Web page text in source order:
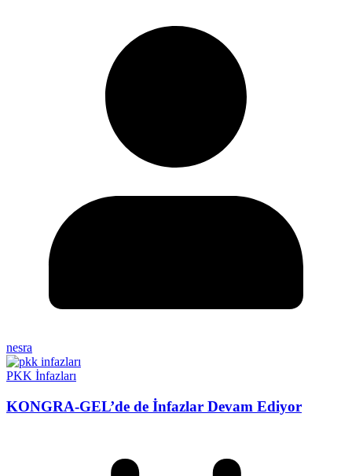
nesra
PKK İnfazları
KONGRA-GEL’de de İnfazlar Devam Ediyor